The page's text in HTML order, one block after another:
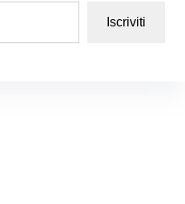
Iscriviti